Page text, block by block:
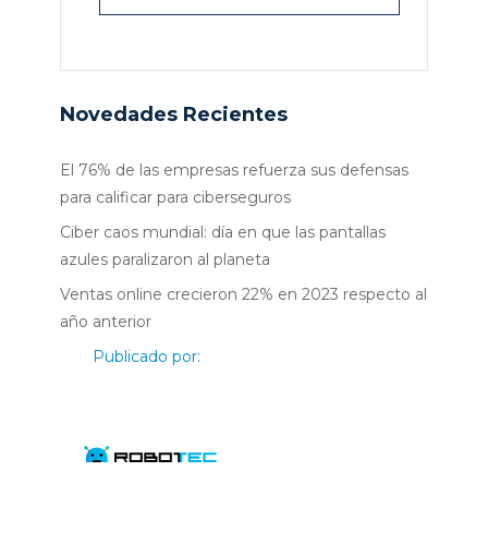
Novedades Recientes
El 76% de las empresas refuerza sus defensas
para calificar para ciberseguros
Ciber caos mundial: día en que las pantallas
azules paralizaron al planeta
Ventas online crecieron 22% en 2023 respecto al
año anterior
Publicado por: